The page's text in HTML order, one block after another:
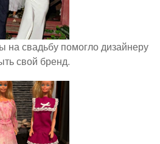
на свадьбу помогло дизайнеру
свой бренд.